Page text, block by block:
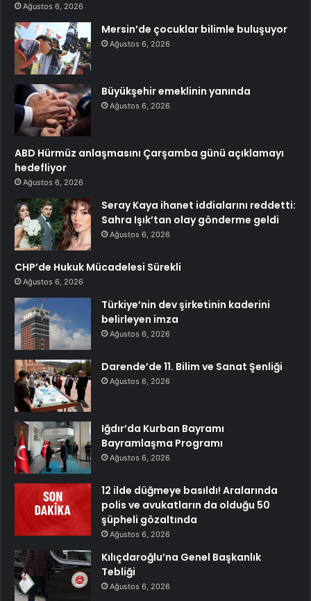
Ağustos 6, 2026
Mersin’de çocuklar bilimle buluşuyor
Ağustos 6, 2026
Büyükşehir emeklinin yanında
Ağustos 6, 2026
ABD Hürmüz anlaşmasını Çarşamba günü açıklamayı
hedefliyor
Ağustos 6, 2026
Seray Kaya ihanet iddialarını reddetti:
Sahra Işık’tan olay gönderme geldi
Ağustos 6, 2026
CHP’de Hukuk Mücadelesi Sürekli
Ağustos 6, 2026
Türkiye’nin dev şirketinin kaderini
belirleyen imza
Ağustos 6, 2026
Darende’de 11. Bilim ve Sanat Şenliği
Ağustos 6, 2026
Iğdır’da Kurban Bayramı
Bayramlaşma Programı
Ağustos 6, 2026
12 ilde düğmeye basıldı! Aralarında
polis ve avukatların da olduğu 50
şüpheli gözaltında
Ağustos 6, 2026
Kılıçdaroğlu’na Genel Başkanlık
Tebliği
Ağustos 6, 2026